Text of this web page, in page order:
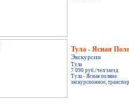
Тула - Ясная
Экскурсии
Тула
7 090 руб./чел/заезд
Тула - Ясная поляна
экскурсионное,